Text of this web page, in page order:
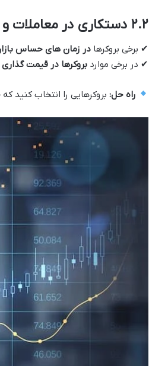
۲.۲ دستکاری در معاملات
✔ برخی بروکرهادر زمان های حساس
✔ در برخی مواردبروکرها در قیمت
راه حل: بروکرهایی را انتخاب کنید که